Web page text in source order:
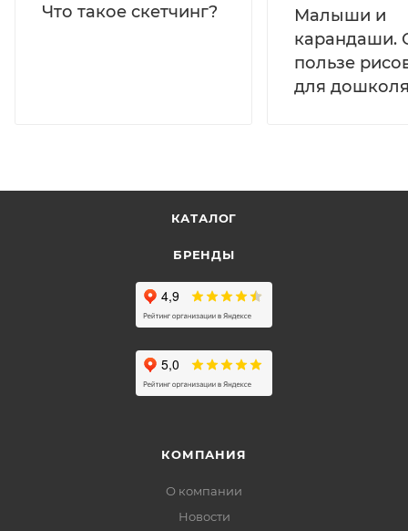
Что такое скетчинг?
Малыши и
карандаши.
пользе
для
КАТАЛОГ
БРЕНДЫ
КОМПАНИЯ
О компании
Новости